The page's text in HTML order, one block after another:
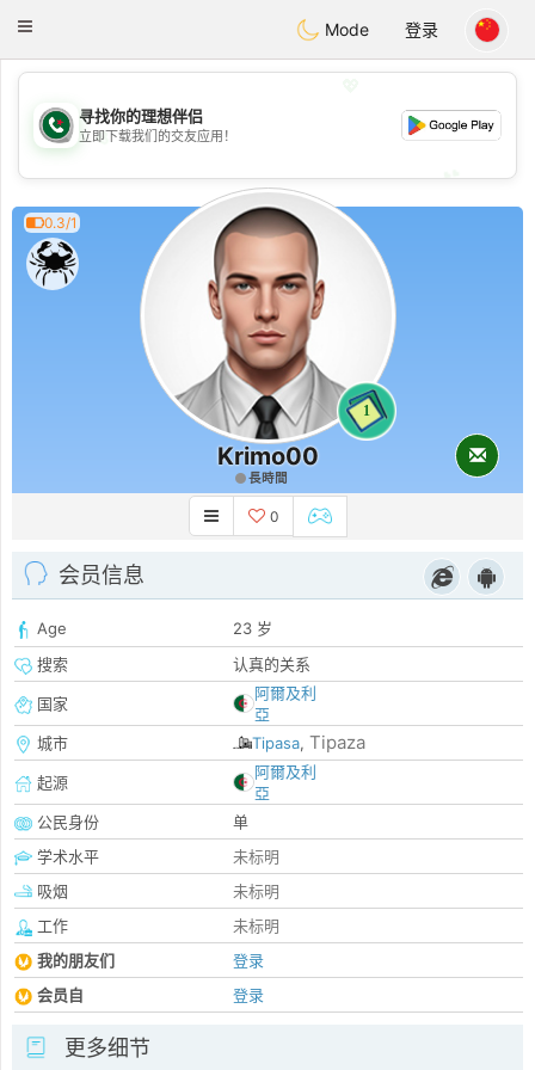
Weshrak
Toggle
Mode 登录
💖
💕
寻找你的理想伴侣
立即下载我们的交友应用！
0.3/1
1
Krimo00
長時間
0
会员信息
Age
23 岁
搜索
认真的关系
国家
阿爾及利
亞
城市
Tipasa, Tipaza
起源
阿爾及利
亞
公民身份
单
学术水平
未标明
吸烟
未标明
工作
未标明
我的朋友们
登录
会员自
登录
更多细节